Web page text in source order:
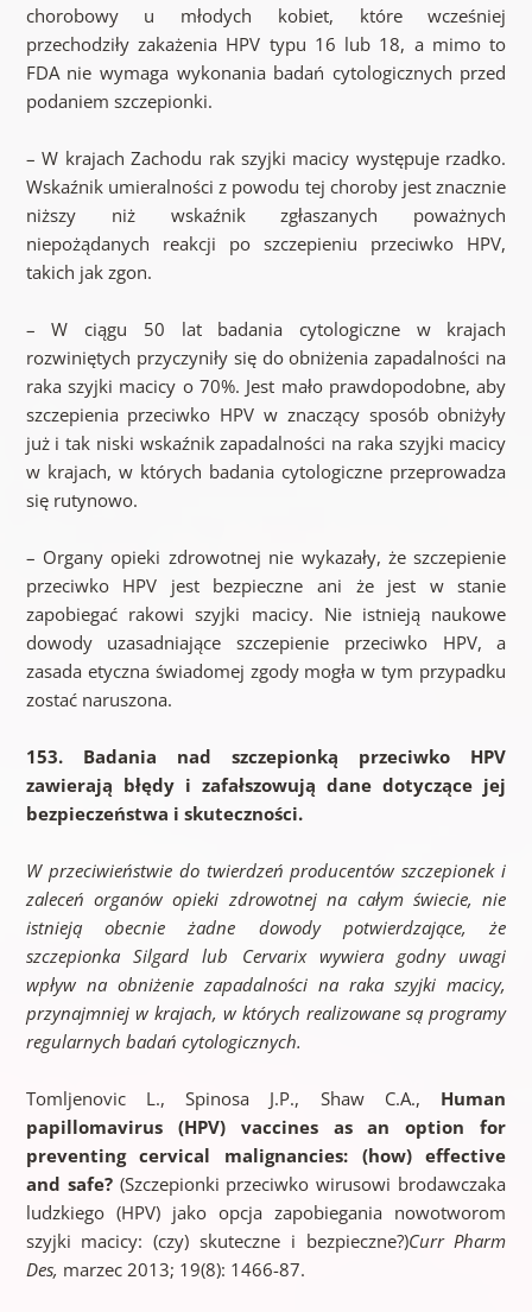
chorobowy u młodych kobiet, które wcześniej
przechodziły zakażenia HPV typu 16 lub 18, a mimo to
FDA nie wymaga wykonania badań cytologicznych przed
podaniem szczepionki.
– W krajach Zachodu rak szyjki macicy występuje rzadko.
Wskaźnik umieralności z powodu tej choroby jest znacznie
niższy niż wskaźnik zgłaszanych poważnych
niepożądanych reakcji po szczepieniu przeciwko HPV,
takich jak zgon.
– W ciągu 50 lat badania cytologiczne w krajach
rozwiniętych przyczyniły się do obniżenia zapadalności na
raka szyjki macicy o 70%. Jest mało prawdopodobne, aby
szczepienia przeciwko HPV w znaczący sposób obniżyły
już i tak niski wskaźnik zapadalności na raka szyjki macicy
w krajach, w których badania cytologiczne przeprowadza
się rutynowo.
– Organy opieki zdrowotnej nie wykazały, że szczepienie
przeciwko HPV jest bezpieczne ani że jest w stanie
zapobiegać rakowi szyjki macicy. Nie istnieją naukowe
dowody uzasadniające szczepienie przeciwko HPV, a
zasada etyczna świadomej zgody mogła w tym przypadku
zostać naruszona.
153. Badania nad szczepionką przeciwko HPV
zawierają błędy i zafałszowują dane dotyczące jej
bezpieczeństwa i skuteczności.
W przeciwieństwie do twierdzeń producentów szczepionek i
zaleceń organów opieki zdrowotnej na całym świecie, nie
istnieją obecnie żadne dowody potwierdzające, że
szczepionka Silgard lub Cervarix wywiera godny uwagi
wpływ na obniżenie zapadalności na raka szyjki macicy,
przynajmniej w krajach, w których realizowane są programy
regularnych badań cytologicznych.
Tomljenovic L., Spinosa J.P., Shaw C.A., Human
papillomavirus (HPV) vaccines as an option for
preventing cervical malignancies: (how) effective
and safe?(Szczepionki przeciwko wirusowi brodawczaka
ludzkiego (HPV) jako opcja zapobiegania nowotworom
szyjki macicy: (czy) skuteczne i bezpieczne?)Curr Pharm
Des, marzec 2013; 19(8): 1466-87.